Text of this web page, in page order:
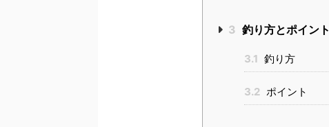
3 釣り方とポイント
3.1 釣り方
3.2 ポイント